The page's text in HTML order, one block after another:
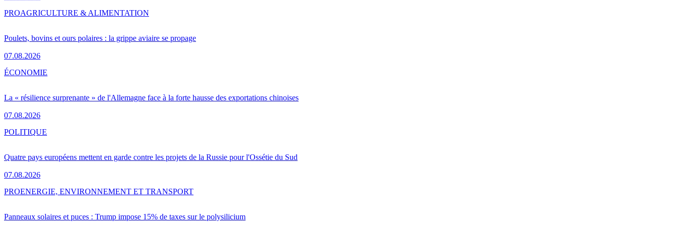
Poulets, bovins et ours polaires : la grippe aviaire se propage
07.08.2026
PROAGRICULTURE & ALIMENTATION
La « résilience surprenante » de l'Allemagne face à la forte hausse des exportations chinoises
07.08.2026
ÉCONOMIE
Quatre pays européens mettent en garde contre les projets de la Russie pour l'Ossétie du Sud
07.08.2026
POLITIQUE
Panneaux solaires et puces : Trump impose 15% de taxes sur le polysilicium
PROENERGIE, ENVIRONNEMENT ET TRANSPORT